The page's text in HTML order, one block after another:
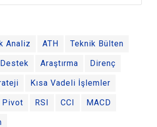
Analiz ATH Teknik Bülten
Destek Araştırma Direnç
Kısa Vadeli İşlemler
Pivot RSI CCI MACD